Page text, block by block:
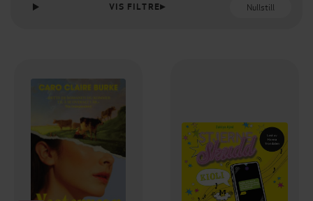
VIS FILTRE Nullstill